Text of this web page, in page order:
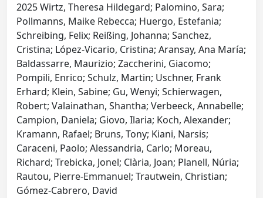
2025 Wirtz, Theresa Hildegard; Palomino, Sara;
Pollmanns, Maike Rebecca; Huergo, Estefania;
Schreibing, Felix; Reißing, Johanna; Sanchez,
Cristina; López-Vicario, Cristina; Aransay, Ana María;
Baldassarre, Maurizio; Zaccherini, Giacomo;
Pompili, Enrico; Schulz, Martin; Uschner, Frank
Erhard; Klein, Sabine; Gu, Wenyi; Schierwagen,
Robert; Valainathan, Shantha; Verbeeck, Annabelle;
Campion, Daniela; Giovo, Ilaria; Koch, Alexander;
Kramann, Rafael; Bruns, Tony; Kiani, Narsis;
Caraceni, Paolo; Alessandria, Carlo; Moreau,
Richard; Trebicka, Jonel; Clària, Joan; Planell, Núria;
Rautou, Pierre-Emmanuel; Trautwein, Christian;
Gómez-Cabrero, David